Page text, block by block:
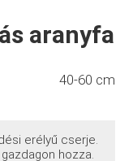
aranyfa
40-60 cm
erélyű cserje.
hozza.